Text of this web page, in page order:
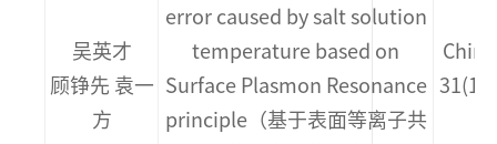
吴英才
顾铮先 袁一
方
error caused by salt solution
temperature based on
Surface Plasmon Resonance
principle（基于表面等离子共